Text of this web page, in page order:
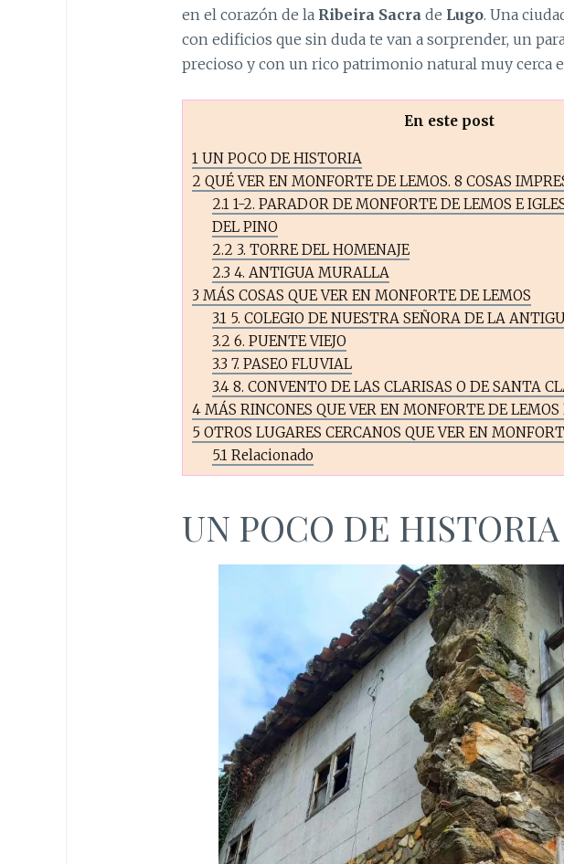
en el corazón de la Ribeira Sacra de Lugo. Una
con edificios que sin duda te van a sorprender, un
precioso y con un rico patrimonio natural muy cerca
En este post
1 UN POCO DE HISTORIA
2 QUÉ VER EN MONFORTE DE LEMOS. 8 COSAS
2.1 1-2. PARADOR DE MONFORTE DE LEMOS E
DEL PINO
2.2 3. TORRE DEL HOMENAJE
2.3 4. ANTIGUA MURALLA
3 MÁS COSAS QUE VER EN MONFORTE DE LEMOS
3.1 5. COLEGIO DE NUESTRA SEÑORA DE LA
3.2 6. PUENTE VIEJO
3.3 7. PASEO FLUVIAL
3.4 8. CONVENTO DE LAS CLARISAS O DE SANTA
4MÁS RINCONES QUE VER EN MONFORTE DE LEMOS
5 OTROS LUGARES CERCANOS QUE VER EN
5.1 Relacionado
UN POCO DE HISTORIA